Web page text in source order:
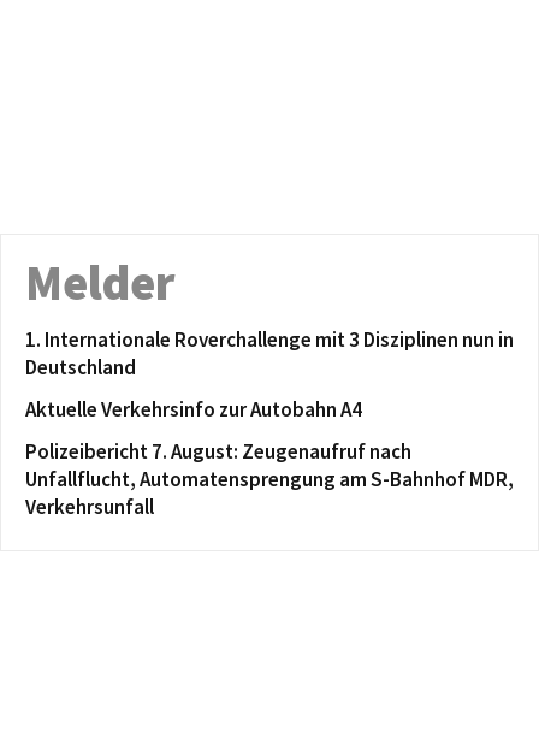
Melder
1. Internationale Roverchallenge mit 3 Disziplinen nun in
Deutschland
Aktuelle Verkehrsinfo zur Autobahn A4
Polizeibericht 7. August: Zeugenaufruf nach
Unfallflucht, Automatensprengung am S-Bahnhof MDR,
Verkehrsunfall